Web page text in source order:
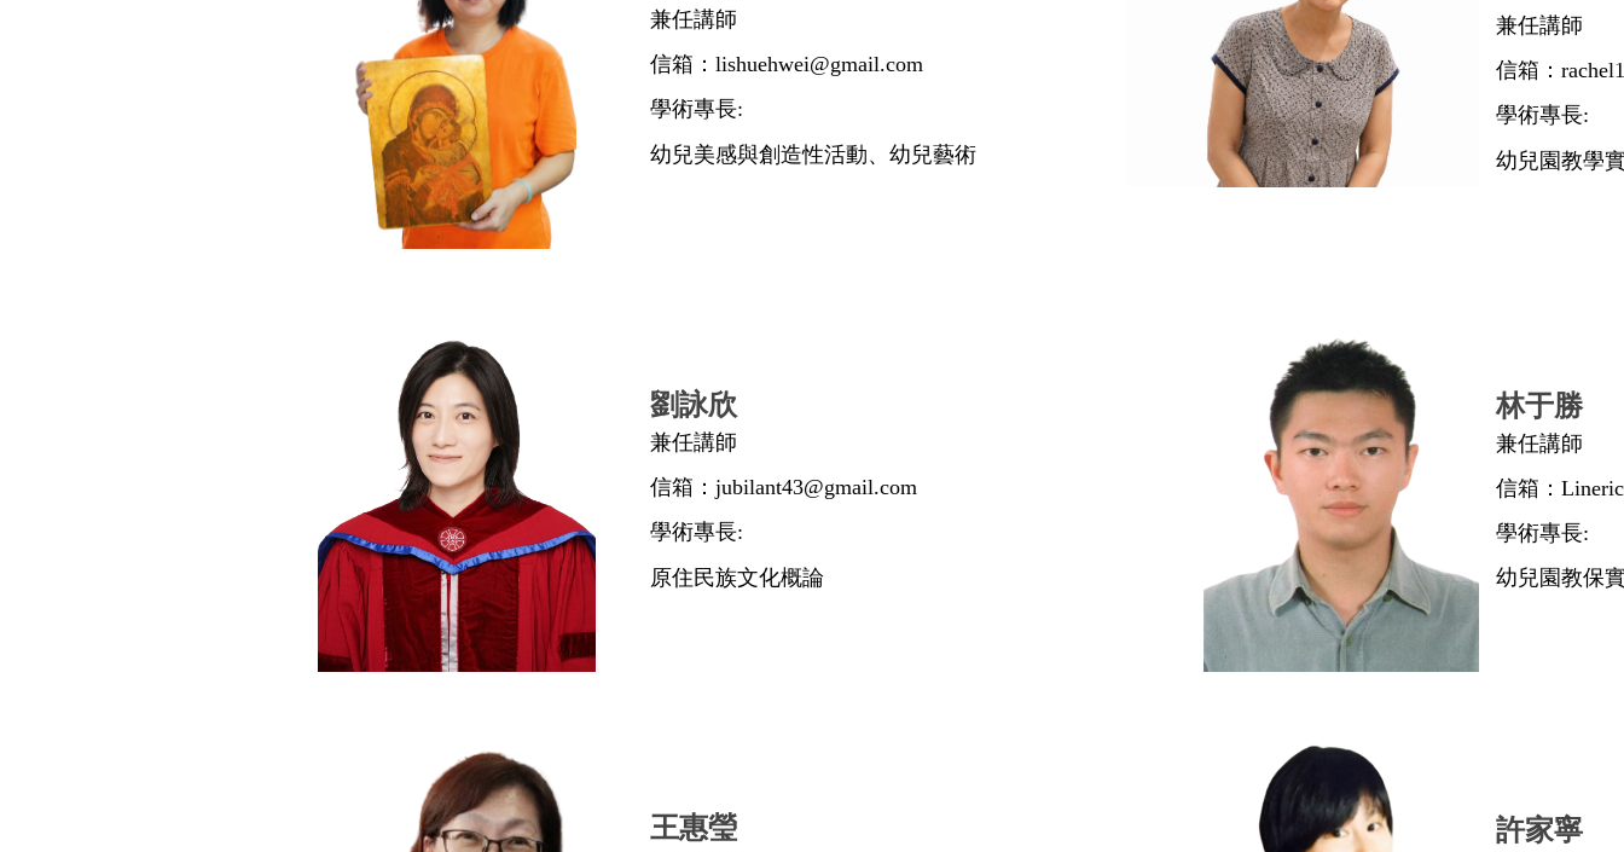
兼任講師
信箱：lishuehwei@gmail.com
學術專長:
幼兒美感與創造性活動、幼兒藝術
兼任講師
信箱：
學術專長:
幼兒園教學
劉詠欣
兼任講師
信箱： jubilant43@gmail.com
學術專長:
原住民族文化概論
林于勝
兼任講師
信箱：
學術專長:
幼兒園教保
王惠瑩 許家寧